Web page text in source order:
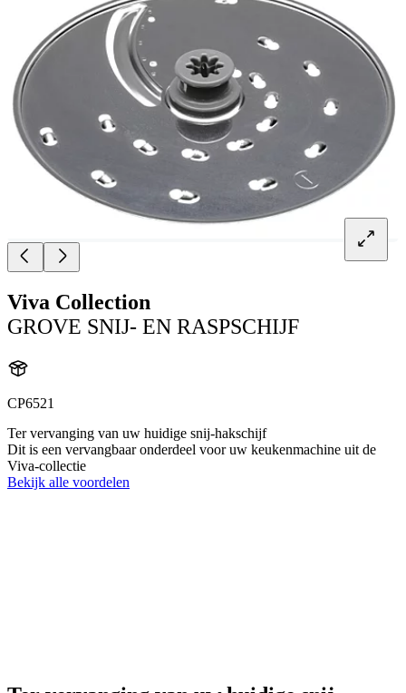
Viva Collection
GROVE SNIJ- EN RASPSCHIJF
CP6521
Ter vervanging van uw huidige snij-hakschijf
Dit is een vervangbaar onderdeel voor uw keukenmachine uit de
Viva-collectie
Bekijk alle voordelen